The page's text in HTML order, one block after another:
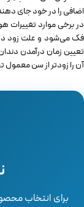
اضافی را در خود جای
در برخی موارد تغییرات
فک می‌شود و علت زود
تعیین زمان درآمدن
آن را زودتر از سن معمول
برای انتخاب